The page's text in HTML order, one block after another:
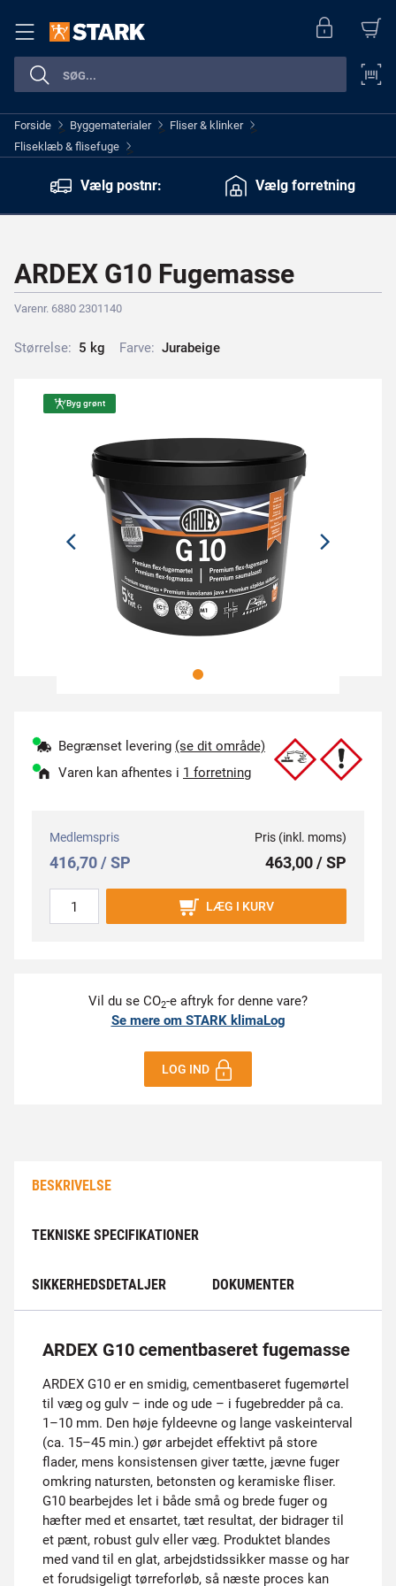
Forside > Byggematerialer > Fliser & klinker >
Fliseklæb & flisefuge >
Vælg postnr:
Vælg forretning
ARDEX G10 Fugemasse
Varenr. 6880 2301140
Størrelse: 5 kg Farve: Jurabeige
Byg grønt
Begrænset levering (se dit område)
Varen kan afhentes i 1 forretning
Medlemspris
416,70 / SP
Pris (inkl. moms)
463,00 / SP
LÆG I KURV
Vil du se CO2-e aftryk for denne vare?
Se mere om STARK klimaLog
LOG IND
BESKRIVELSE
TEKNISKE SPECIFIKATIONER
SIKKERHEDSDETALJER DOKUMENTER
ARDEX G10 cementbaseret fugemasse
ARDEX G10 er en smidig, cementbaseret fugemørtel
til væg og gulv – inde og ude – i fugebredder på ca.
1–10 mm. Den høje fyldeevne og lange vaskeinterval
(ca. 15–45 min.) gør arbejdet effektivt på store
flader, mens konsistensen giver tætte, jævne fuger
omkring natursten, betonsten og keramiske fliser.
G10 bearbejdes let i både små og brede fuger og
hæfter med et ensartet, tæt resultat, der bidrager til
et pænt, robust gulv eller væg. Produktet blandes
med vand til en glat, arbejdstidssikker masse og har
et forudsigeligt tørreforløb, så næste proces kan